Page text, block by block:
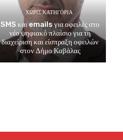
ΧΩΡΊΣ ΚΑΤΗΓΟΡΊΑ
SMS και emails για οφειλές στο
νέο ψηφιακό πλαίσιο για τη
διαχείριση και είσπραξη οφειλών
στον Δήμο Καβάλας